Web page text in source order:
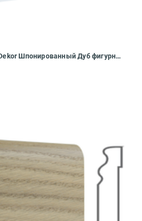
100 Плинтус Finitura Dekor Шпонированный Дуб фигурный 2400x100x30